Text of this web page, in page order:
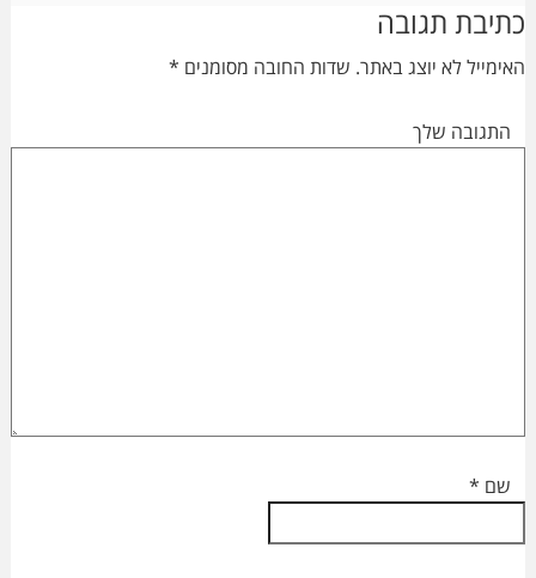
Reader
Interactions
כתיבת תגובה
האימייל לא יוצג באתר. שדות החובה מסומנים *
התגובה שלך
שם *